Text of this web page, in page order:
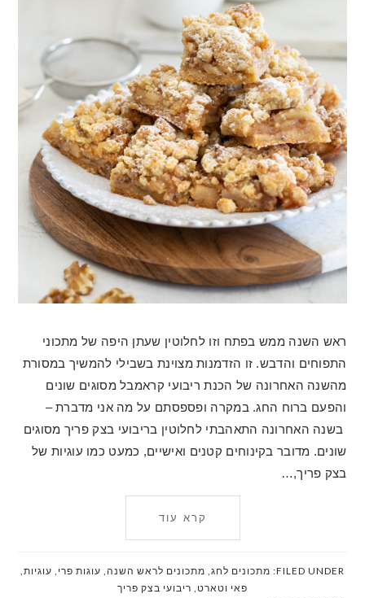
ראש השנה ממש בפתח וזו לחלוטין שעתן היפה של מתכוני
התפוחים והדבש. זו הזדמנות מצוינת בשבילי להמשיך במסורת
מהשנה האחרונה של הכנת ריבועי קראמבל מסוגים שונים
והפעם ברוח החג. במקרה ופספסתם על מה אני מדברת –
בשנה האחרונה התאהבתי לחלוטין בריבועי בצק פריך מסוגים
שונים. מדובר בקינוחים קטנים ואישיים, כמעט כמו עוגיות של
בצק פריך,…
קרא עוד
FILED UNDER: מתכונים לחג מתכונים לראש השנה עוגות פרי עוגיות
פאי וטארט ריבועי בצק פריך